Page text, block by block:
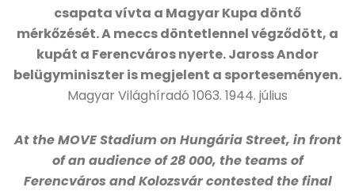
csapata vívta a Magyar Kupa döntő
mérkőzését. A meccs döntetlennel végződött, a
kupát a Ferencváros nyerte. Jaross Andor
belügyminiszter is megjelent a sporteseményen.
Magyar Világhíradó 1063. 1944. július
At the MOVE Stadium on Hungária Street, in front
of an audience of 28 000, the teams of
Ferencváros and Kolozsvár contested the final